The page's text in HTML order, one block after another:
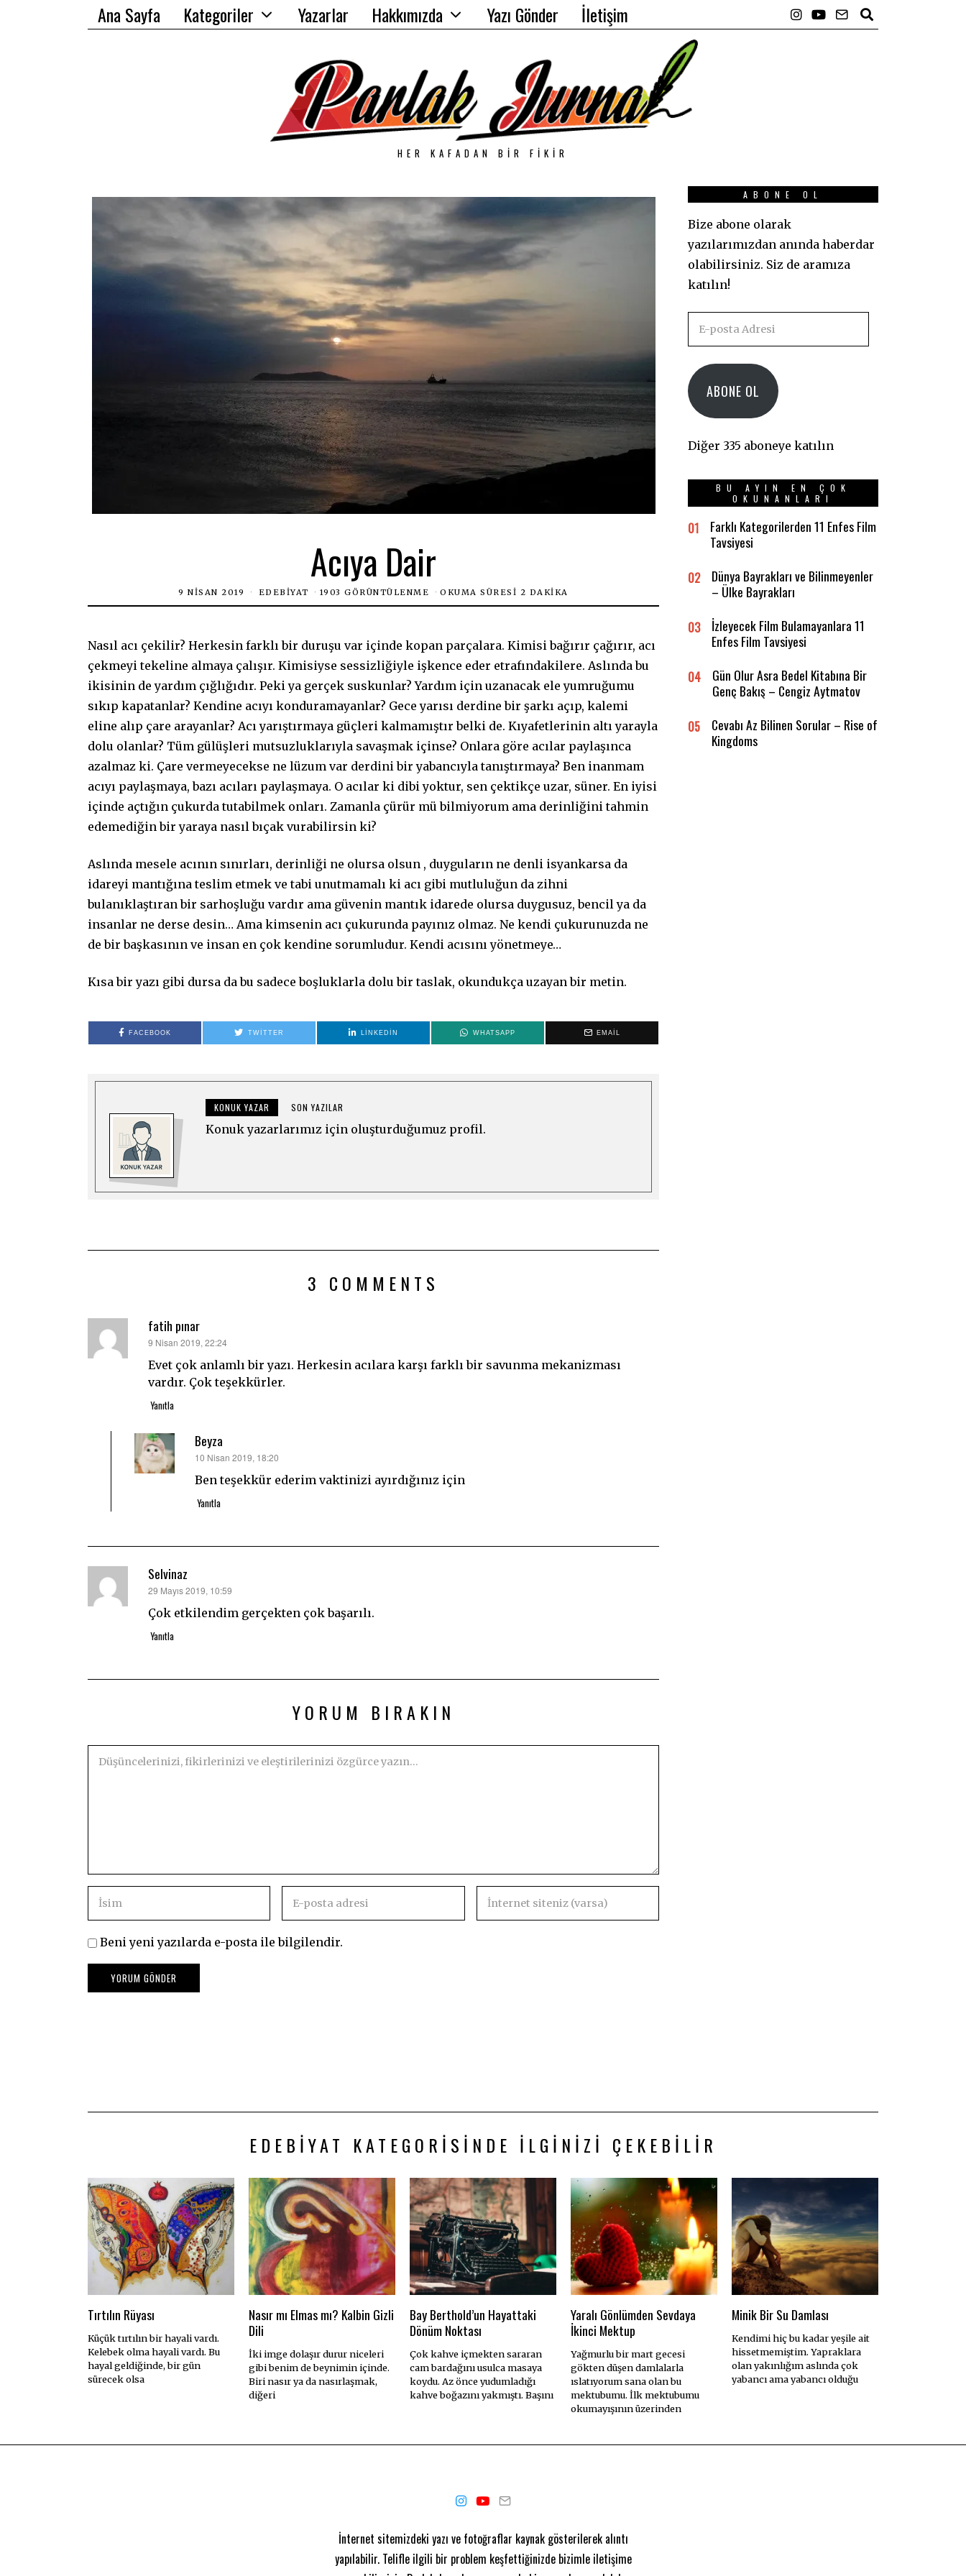
Ana Sayfa Kategoriler Yazarlar Hakkımızda Yazı Gönder İletişim
HER KAFADAN BIR FIKIR
Acıya Dair
9 NISAN 2019 EDEBIYAT 1903 GÖRÜNTÜLENME OKUMA SÜRESI 2 DAKIKA
Nasıl acı çekilir? Herkesin farklı bir duruşu var içinde kopan parçalara. Kimisi bağırır çağırır, acı
çekmeyi tekeline almaya çalışır. Kimisiyse sessizliğiyle işkence eder etrafındakilere. Aslında bu
ikisinin de yardım çığlığıdır. Peki ya gerçek suskunlar? Yardım için uzanacak ele yumruğumu
sıkıp kapatanlar? Kendine acıyı konduramayanlar? Gece yarısı derdine bir şarkı açıp, kalemi
eline alıp çare arayanlar? Acı yarıştırmaya güçleri kalmamıştır belki de. Kıyafetlerinin altı yarayla
dolu olanlar? Tüm gülüşleri mutsuzluklarıyla savaşmak içinse? Onlara göre acılar paylaşınca
azalmaz ki. Çare vermeyecekse ne lüzum var derdini bir yabancıyla tanıştırmaya? Ben inanmam
acıyı paylaşmaya, bazı acıları paylaşmaya. O acılar ki dibi yoktur, sen çektikçe uzar, süner. En iyisi
içinde açtığın çukurda tutabilmek onları. Zamanla çürür mü bilmiyorum ama derinliğini tahmin
edemediğin bir yaraya nasıl bıçak vurabilirsin ki?
Aslında mesele acının sınırları, derinliği ne olursa olsun , duyguların ne denli isyankarsa da
idareyi mantığına teslim etmek ve tabi unutmamalı ki acı gibi mutluluğun da zihni
bulanıklaştıran bir sarhoşluğu vardır ama güvenin mantık idarede olursa duygusuz, bencil ya da
insanlar ne derse desin… Ama kimsenin acı çukurunda payınız olmaz. Ne kendi çukurunuzda ne
de bir başkasının ve insan en çok kendine sorumludur. Kendi acısını yönetmeye…
Kısa bir yazı gibi dursa da bu sadece boşluklarla dolu bir taslak, okundukça uzayan bir metin.
FACEBOOK TWITTER LINKEDIN WHATSAPP EMAIL
KONUK YAZAR SON YAZILAR
Konuk yazarlarımız için oluşturduğumuz profil.
3 COMMENTS
fatih pınar
dedi
ki:
9 Nisan 2019, 22:24
Evet çok anlamlı bir yazı. Herkesin acılara karşı farklı bir savunma mekanizması
vardır. Çok teşekkürler.
Yanıtla
Beyza
dedi
ki:
10 Nisan 2019, 18:20
Ben teşekkür ederim vaktinizi ayırdığınız için
Yanıtla
Selvinaz
dedi
ki:
29 Mayıs 2019, 10:59
Çok etkilendim gerçekten çok başarılı.
Yanıtla
YORUM BIRAKIN
Beni yeni yazılarda e-posta ile bilgilendir.
ABONE OL
Bize abone olarak
yazılarımızdan anında haberdar
olabilirsiniz. Siz de aramıza
katılın!
Adresi
ABONE OL
Diğer 335 aboneye katılın
BU AYIN EN ÇOK
OKUNANLARI
01
Farklı Kategorilerden 11 Enfes Film
Tavsiyesi
02
Dünya Bayrakları ve Bilinmeyenler
– Ülke Bayrakları
03
İzleyecek Film Bulamayanlara 11
Enfes Film Tavsiyesi
04
Gün Olur Asra Bedel Kitabına Bir
Genç Bakış – Cengiz Aytmatov
05
Cevabı Az Bilinen Sorular – Rise of
Kingdoms
EDEBIYAT KATEGORISINDE İLGINIZI ÇEKEBILIR
Tırtılın Rüyası
Küçük tırtılın bir hayali vardı.
Kelebek olma hayali vardı. Bu
hayal geldiğinde, bir gün
sürecek olsa
Nasır mı Elmas mı? Kalbin Gizli
Dili
İki imge dolaşır durur niceleri
gibi benim de beynimin içinde.
Biri nasır ya da nasırlaşmak,
diğeri
Bay Berthold’un Hayattaki
Dönüm Noktası
Çok kahve içmekten sararan
cam bardağını usulca masaya
koydu. Az önce yudumladığı
kahve boğazını yakmıştı. Başını
Yaralı Gönlümden Sevdaya
İkinci Mektup
Yağmurlu bir mart gecesi
gökten düşen damlalarla
ıslatıyorum sana olan bu
mektubumu. İlk mektubumu
okumayışının üzerinden
Minik Bir Su Damlası
Kendimi hiç bu kadar yeşile ait
hissetmemiştim. Yapraklara
olan yakınlığım aslında çok
yabancı ama yabancı olduğu
İnternet sitemizdeki yazı ve fotoğraflar kaynak gösterilerek alıntı
yapılabilir. Telifle ilgili bir problem keşfettiğinizde bizimle iletişime